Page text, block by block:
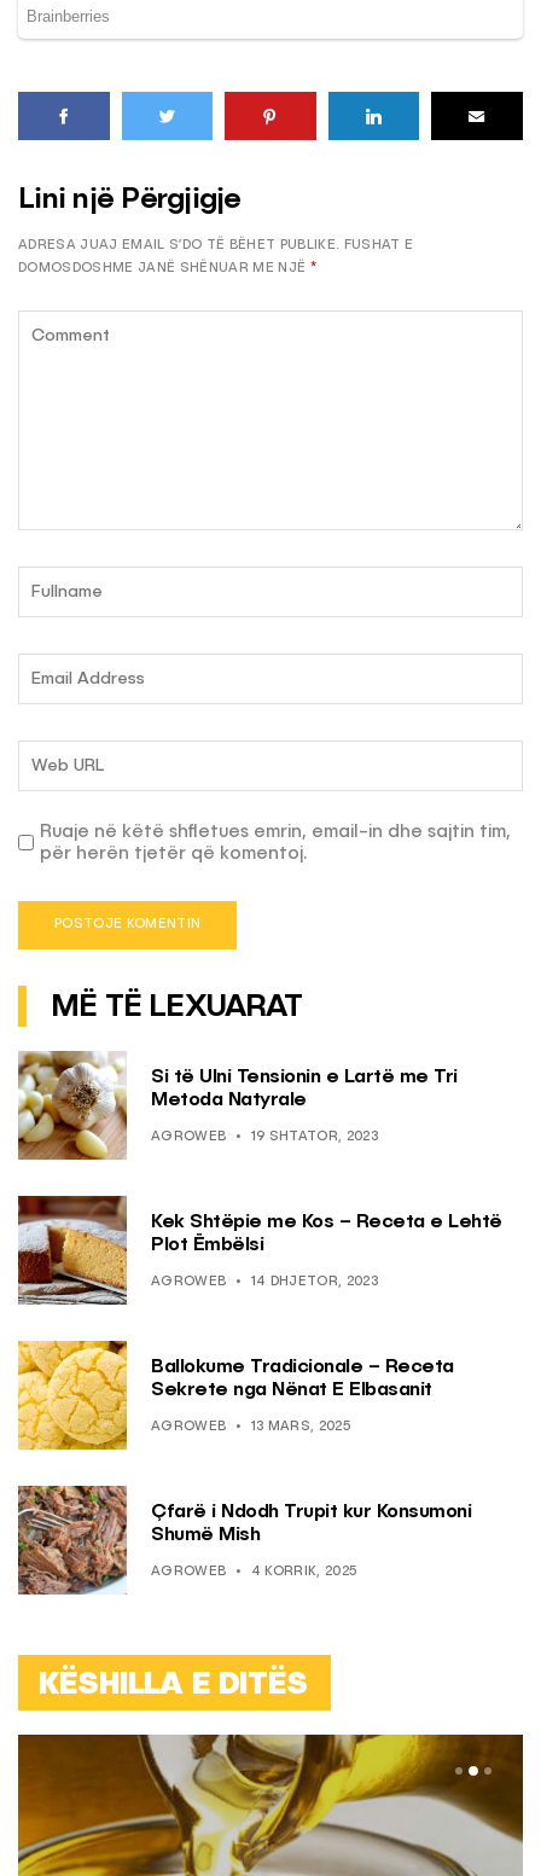
Lini një Përgjigje
ADRESA JUAJ EMAIL S’DO TË BËHET PUBLIKE. FUSHAT E
DOMOSDOSHME JANË SHËNUAR ME NJË *
Ruaje në këtë shfletues emrin, email-in dhe sajtin tim,
për herën tjetër që komentoj.
MË TË LEXUARAT
Si të Ulni Tensionin e Lartë me Tri
Metoda Natyrale
AGROWEB 19 SHTATOR, 2023
Kek Shtëpie me Kos – Receta e Lehtë
Plot Ëmbëlsi
AGROWEB 14 DHJETOR, 2023
Ballokume Tradicionale – Receta
Sekrete nga Nënat E Elbasanit
AGROWEB 13 MARS, 2025
Çfarë i Ndodh Trupit kur Konsumoni
Shumë Mish
AGROWEB 4 KORRIK, 2025
KËSHILLA E DITËS